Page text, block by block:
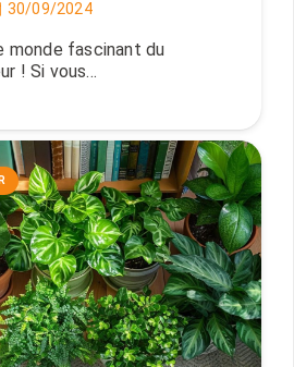
30/09/2024
monde fascinant du
! Si vous…